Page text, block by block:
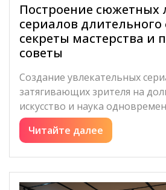
Построение сюжетных
сериалов
секреты мастерства и
советы
Создание увлекательных
затягивающих зрителя на
искусство и наука
Читайте далее